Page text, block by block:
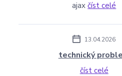
ajaxčíst celé
13.04.2026
technický
číst celé